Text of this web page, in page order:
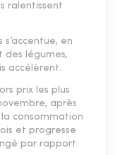
ralentissent
en
des légumes,
accélèrent.
prix les plus
après
la consommation
et progresse
par rapport